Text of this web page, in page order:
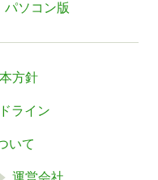
パソコン版
方針
ライン
いて
運営会社